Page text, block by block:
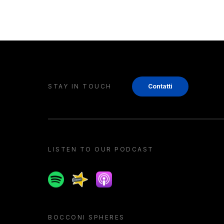
STAY IN TOUCH Contatti
LISTEN TO OUR PODCAST
SpotifySpreakerApple podcast
BOCCONI SPHERES